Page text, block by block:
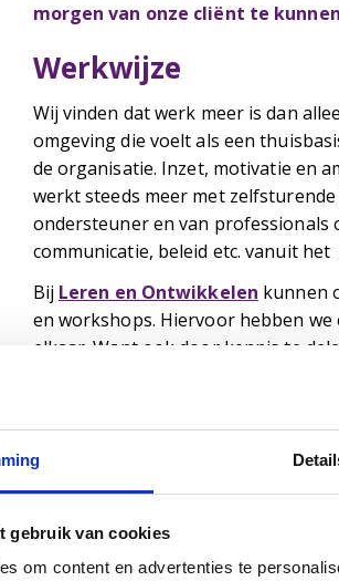
gebruik van cookies
om content en advertenties te
morgen van onze cliënt te
Werkwijze
Wij vinden dat werk meer is dan
omgeving die voelt als een
de organisatie. Inzet, motivatie en
werkt steeds meer met
ondersteuner en van professionals
communicatie, beleid etc. vanuit
Bij Leren en Ontwikkelen kunnen
en workshops. Hiervoor hebben
elkaar. Want ook door kennis te
Archipel biedt in samenwerking
Archipel Mens en Ontwikkeling
Karel de Grotelaan 415
040 265 48 00
hr@archipelzorggroep.nl